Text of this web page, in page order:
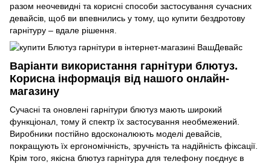
разом неочевидні та корисні способи застосування сучасних
девайсів, щоб ви впевнились у тому, що купити бездротову
гарнітуру – вдале рішення.
Варіанти використання гарнітури блютуз.
Корисна інформація від нашого онлайн-
магазину
Сучасні та оновлені гарнітури блютуз мають широкий
функціонал, тому й спектр їх застосування необмежений.
Виробники постійно вдосконалюють моделі девайсів,
покращують їх ергономічність, зручність та надійність фіксації.
Крім того, якісна блютуз гарнітура для телефону поєднує в